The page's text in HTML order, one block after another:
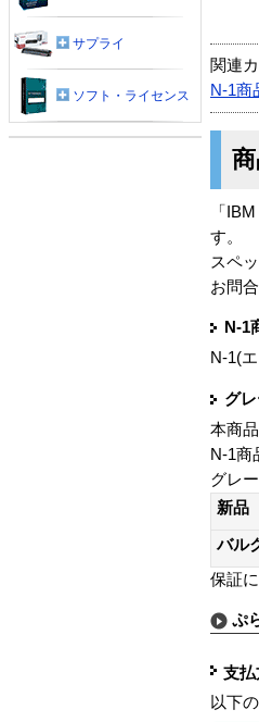
関連
N-1商
「
す。
スペ
お問
N-1
N-1(
グ
本商
N-1商
グレ
バ
保証
ぷ
支払
以下
サプライ
ソフト・ライセンス